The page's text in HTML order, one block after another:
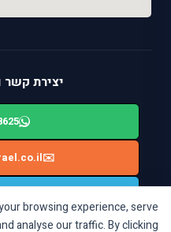
browsing experience, serve
analyse our traffic. By clicking
יצירת קשר
✉️